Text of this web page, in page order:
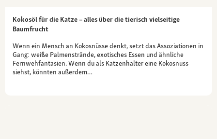
Kokosöl für die Katze – alles über die tierisch vielseitige
Baumfrucht
Wenn ein Mensch an Kokosnüsse denkt, setzt das Assoziationen in
Gang: weiße Palmenstrände, exotisches Essen und ähnliche
Fernwehfantasien. Wenn du als Katzenhalter eine Kokosnuss
siehst, könnten außerdem…